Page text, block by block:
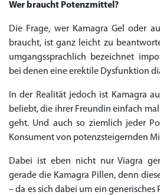
Wer braucht Potenzmittel?
Die Frage, wer Kamagra Gel oder
braucht, ist ganz leicht zu
umgangssprachlich bezeichnet
bei denen eine erektile Dysfunktion
In der Realität jedoch ist Kamagra
beliebt, die ihrer Freundin einfach
geht. Und auch so ziemlich jeder
Konsument von potenzsteigernden
Dabei ist eben nicht nur Viagra
gerade die Kamagra Pillen, denn
– da es sich dabei um ein